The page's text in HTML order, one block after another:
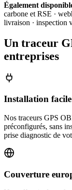
Également
carbone et RSE ·
livraison · inspection
Un traceur
entreprises
Installation facile
Nos traceurs GPS
préconfigurés, sans
prise diagnostic de
Couverture